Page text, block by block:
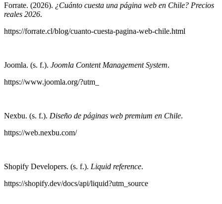
Forrate. (2026). ¿Cuánto cuesta una página web en Chile? Precios
reales 2026.
https://forrate.cl/blog/cuanto-cuesta-pagina-web-chile.html
Joomla. (s. f.). Joomla Content Management System.
https://www.joomla.org/?utm_
Nexbu. (s. f.). Diseño de páginas web premium en Chile.
https://web.nexbu.com/
Shopify Developers. (s. f.). Liquid reference.
https://shopify.dev/docs/api/liquid?utm_source